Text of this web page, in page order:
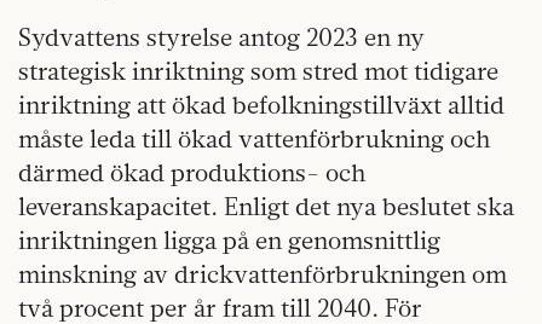
Sydvattens styrelse antog 2023 en ny
strategisk inriktning som stred mot tidigare
inriktning att ökad befolkningstillväxt alltid
måste leda till ökad vattenförbrukning och
därmed ökad produktions- och
leveranskapacitet. Enligt det nya beslutet ska
inriktningen ligga på en genomsnittlig
minskning av drickvattenförbrukningen om
två procent per år fram till 2040. För